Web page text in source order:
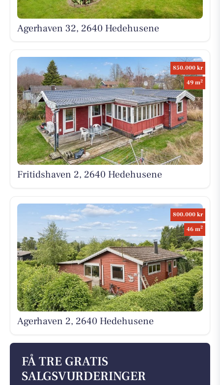
Agerhaven 32, 2640 Hedehusene
850.000 kr
49 m2
Fritidshaven 2, 2640 Hedehusene
800.000 kr
46 m2
Agerhaven 2, 2640 Hedehusene
FÅ TRE GRATIS
SALGSVURDERINGER